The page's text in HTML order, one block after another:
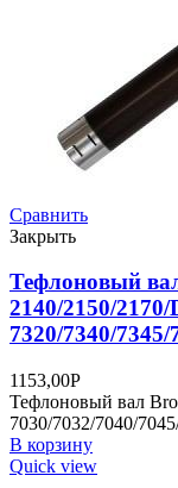
Сравнить
Закрыть
Тефлоновый
2140/2150/
7320/7340/7345/
1153,00Р
Тефлоновый вал
7030/7032/7040/
В корзину
Quick view